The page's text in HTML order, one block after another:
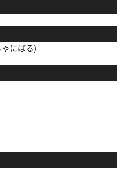
にばる)